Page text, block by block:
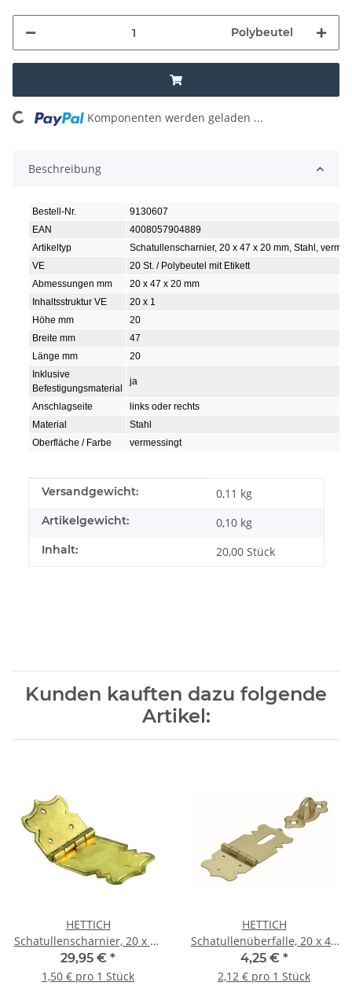
Polybeutel
Komponenten werden geladen ...
Beschreibung
Bestell-Nr.
9130607
EAN
4008057904889
Artikeltyp
Schatullenscharnier, 20 x 47 x 20 mm, Stahl,
VE
20 St. / Polybeutel mit Etikett
Abmessungen mm
20 x 47 x 20 mm
Inhaltsstruktur VE
20 x 1
Höhe mm
20
Breite mm
47
Länge mm
20
Inklusive
Befestigungsmaterial
ja
Anschlagseite
links oder rechts
Material
Stahl
Oberfläche / Farbe
vermessingt
Produkteigenschaft
Wert
Versandgewicht: 0,11 kg
Artikelgewicht: 0,10 kg
Inhalt: 20,00 Stück
Kunden kauften dazu folgende
Artikel:
HETTICH
Schatullenscharnier, 20 x 47
mm, vermessingt, 20 Stück
29,95 € *
1,50 € pro 1 Stück
HETTICH
Schatullenüberfalle, 20 x 47
mm, vermessingt, 2 Stück
4,25 € *
2,12 € pro 1 Stück